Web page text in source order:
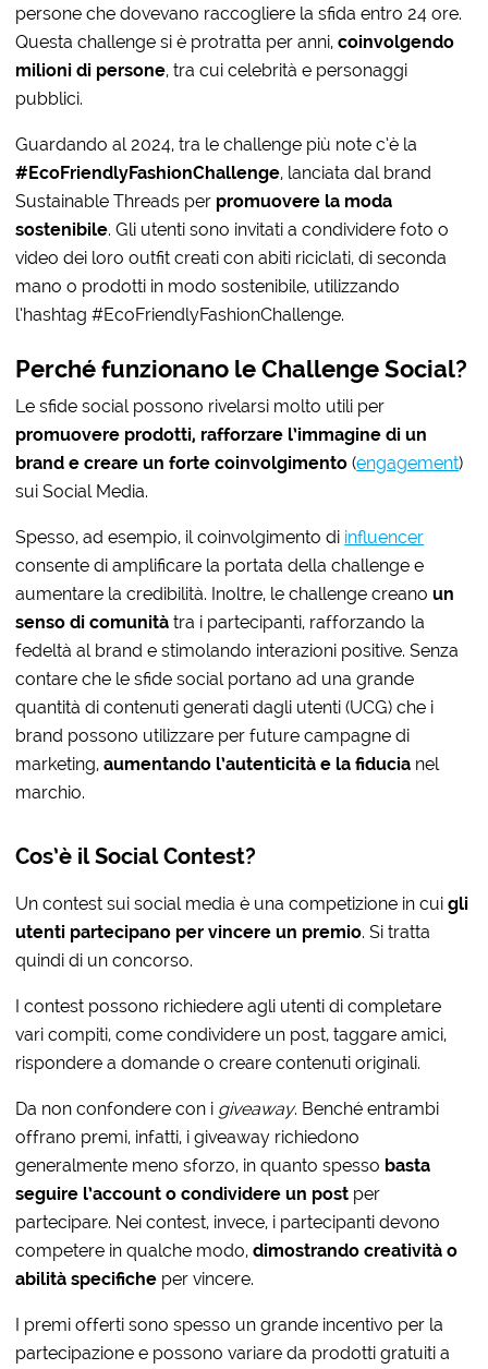
persone che dovevano raccogliere la sfida entro 24 ore.
Questa challenge si è protratta per anni,coinvolgendo
milioni di persone, tra cui celebrità e personaggi
pubblici.
Guardando al 2024, tra le challenge più note c’è la
#EcoFriendlyFashionChallenge, lanciata dal brand
Sustainable Threads per promuovere la moda
sostenibile. Gli utenti sono invitati a condividere foto o
video dei loro outfit creati con abiti riciclati, di seconda
mano o prodotti in modo sostenibile, utilizzando
l’hashtag #EcoFriendlyFashionChallenge.
Perché funzionano le Challenge Social?
Le sfide social possono rivelarsi molto utili per
promuovere prodotti, rafforzare l’immagine di un
brand e creare un forte coinvolgimento (engagement)
sui Social Media.
Spesso, ad esempio, il coinvolgimento di influencer
consente di amplificare la portata della challenge e
aumentare la credibilità. Inoltre, le challenge creanoun
senso di comunità tra i partecipanti, rafforzando la
fedeltà al brand e stimolando interazioni positive. Senza
contare che le sfide social portano ad una grande
quantità di contenuti generati dagli utenti (UCG) che i
brand possono utilizzare per future campagne di
marketing,aumentando l’autenticità e la fiducia nel
marchio.
Cos’è il Social Contest?
Un contest sui social media è una competizione in cuigli
utenti partecipano per vincere un premio. Si tratta
quindi di un concorso.
I contest possono richiedere agli utenti di completare
vari compiti, come condividere un post, taggare amici,
rispondere a domande o creare contenuti originali.
Da non confondere con i giveaway. Benché entrambi
offrano premi, infatti, i giveaway richiedono
generalmente meno sforzo, in quanto spesso basta
seguire l’account o condividere un post per
partecipare. Nei contest, invece, i partecipanti devono
competere in qualche modo,dimostrando creatività o
abilità specifiche per vincere.
I premi offerti sono spesso un grande incentivo per la
partecipazione e possono variare da prodotti gratuiti a